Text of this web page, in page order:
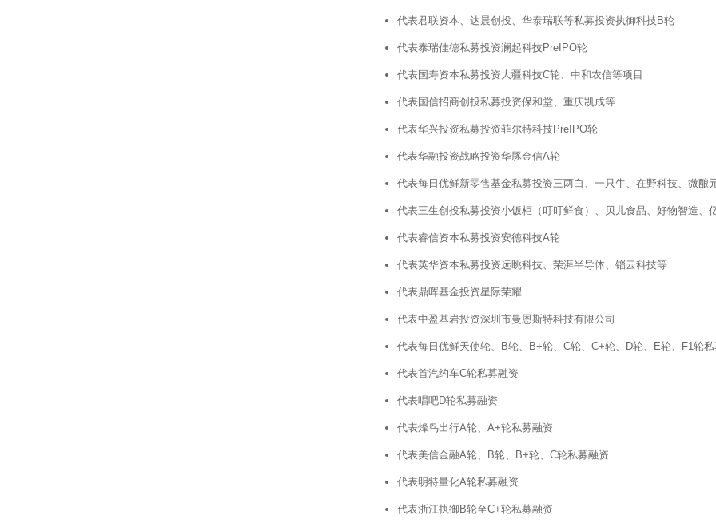
代表君联资本、达晨创投、华泰瑞联等私募投资执御科技B轮
代表泰瑞佳德私募投资澜起科技PreIPO轮
代表国寿资本私募投资大疆科技C轮、中和农信等项目
代表国信招商创投私募投资保和堂、重庆凯成等
代表华兴投资私募投资菲尔特科技PreIPO轮
代表华融投资战略投资华豚金信A轮
代表每日优鲜新零售基金私募投资三两白、一只牛、在野科技、微酿
代表三生创投私募投资小饭柜（叮叮鲜食）、贝儿食品、好物智造、
代表睿信资本私募投资安德科技A轮
代表英华资本私募投资远眺科技、荣湃半导体、锱云科技等
代表鼎晖基金投资星际荣耀
代表中盈基岩投资深圳市曼恩斯特科技有限公司
代表每日优鲜天使轮、B轮、B+轮、C轮、C+轮、D轮、E轮、F1轮
代表首汽约车C轮私募融资
代表唱吧D轮私募融资
代表烽鸟出行A轮、A+轮私募融资
代表美信金融A轮、B轮、B+轮、C轮私募融资
代表明特量化A轮私募融资
代表浙江执御B轮至C+轮私募融资